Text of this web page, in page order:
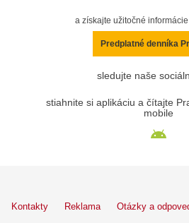
a získajte užitočné
Predplatné denníka
sledujte naše
stiahnite si aplikáciu a čítajte
mobile
Kontakty Reklama Otázky a